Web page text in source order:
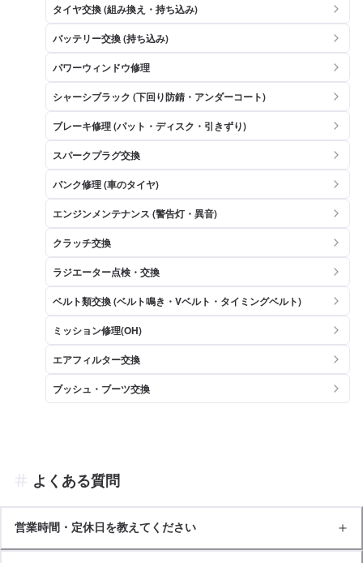
タイヤ交換 (組み換え・持ち込み)
バッテリー交換 (持ち込み)
パワーウィンドウ修理
シャーシブラック (下回り防錆・アンダーコート)
ブレーキ修理 (パット・ディスク・引きずり)
スパークプラグ交換
パンク修理 (車のタイヤ)
エンジンメンテナンス (警告灯・異音)
クラッチ交換
ラジエーター点検・交換
ベルト類交換 (ベルト鳴き・Vベルト・タイミングベルト)
ミッション修理(OH)
エアフィルター交換
ブッシュ・ブーツ交換
よくある質問
営業時間・定休日を教えてください